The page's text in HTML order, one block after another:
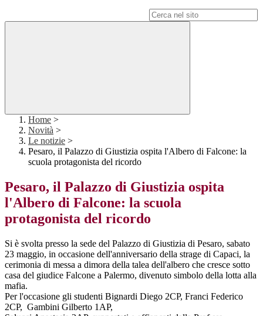
Home >
Novità >
Le notizie >
Pesaro, il Palazzo di Giustizia ospita l'Albero di Falcone: la
scuola protagonista del ricordo
Pesaro, il Palazzo di Giustizia ospita
l'Albero di Falcone: la scuola
protagonista del ricordo
Si è svolta presso la sede del Palazzo di Giustizia di Pesaro, sabato
23 maggio, in occasione dell'anniversario della strage di Capaci, la
cerimonia di messa a dimora della talea dell'albero che cresce sotto
casa del giudice Falcone a Palermo, divenuto simbolo della lotta alla
mafia.
Per l'occasione gli studenti Bignardi Diego 2CP, Franci Federico
2CP, Gambini Gilberto 1AP,